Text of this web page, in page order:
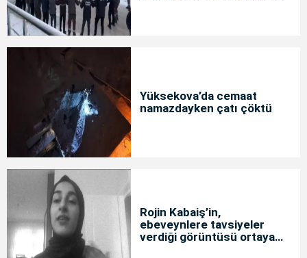
Yüksekova’da cemaat
namazdayken çatı çöktü
Rojin Kabaiş’in,
ebeveynlere tavsiyeler
verdiği görüntüsü ortaya